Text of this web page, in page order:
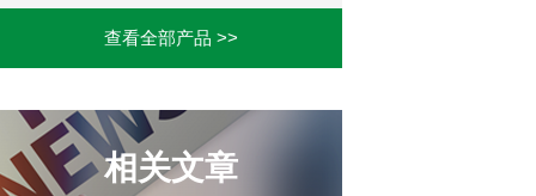
查看全部产品 >>
相关文章